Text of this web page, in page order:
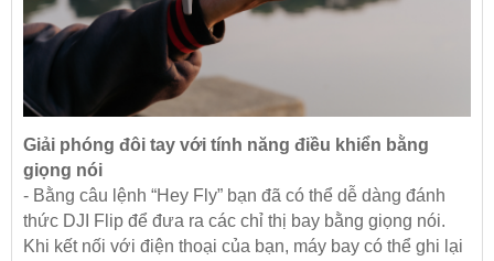
Giải phóng đôi tay với tính năng điều khiển bằng
giọng nói
- Bằng câu lệnh “Hey Fly” bạn đã có thể dễ dàng đánh
thức DJI Flip để đưa ra các chỉ thị bay bằng giọng nói.
Khi kết nối với điện thoại của bạn, máy bay có thể ghi lại